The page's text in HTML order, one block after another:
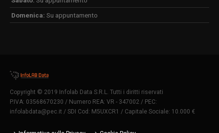
Domenica: Su appuntamento
Copyright © 2019 Infolab Data S.R.L. Tutti i diritti riservati
P.IVA: 03568670230 / Numero REA: VR - 347002 / PEC:
infolabdata@pec.it / SDI Cod: M5UXCR1 / Capitale Sociale: 10.000 €